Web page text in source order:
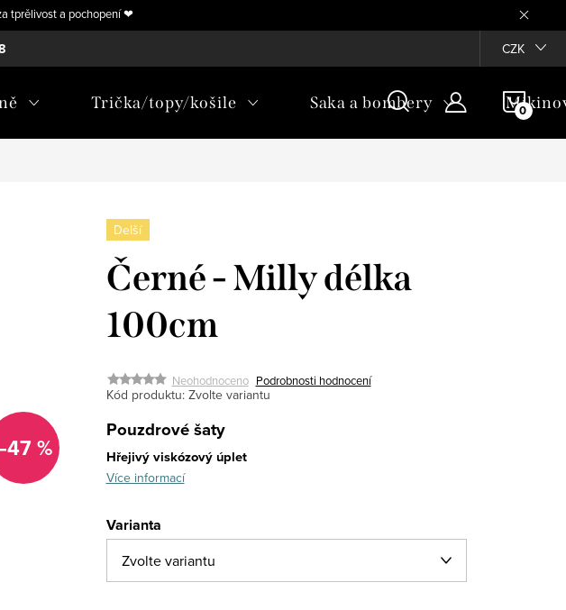
tprělivost a pochopení ❤
úprava zboží na míru CZK
Trička/topy/košile Saka a bombery
%
Delší
Černé - Milly délka
100cm
Neohodnoceno Podrobnosti hodnocení
Kód produktu: Zvolte variantu
Pouzdrové šaty
Hřejivý viskózový úplet
Více informací
Varianta